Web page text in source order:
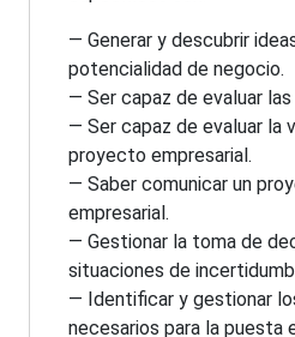
— Generar y descubrir
potencialidad de negocio.
— Ser capaz de evaluar
— Ser capaz de evaluar la
proyecto empresarial.
— Saber comunicar un
empresarial.
— Gestionar la toma de
situaciones de
— Identificar y gestionar
necesarios para la puesta